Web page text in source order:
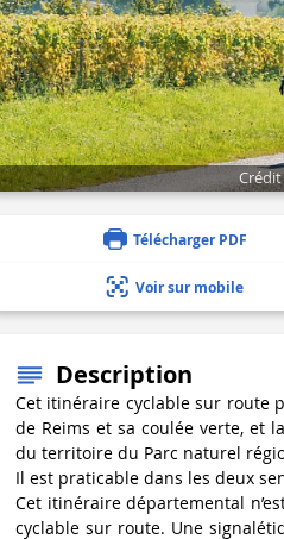
Télécharger PDF
Voir sur mobile
Description
Cet itinéraire cyclable sur route
de Reims et sa coulée verte, et
du territoire du Parc naturel
Il est praticable dans les deux
Cet itinéraire départemental
cyclable sur route. Une